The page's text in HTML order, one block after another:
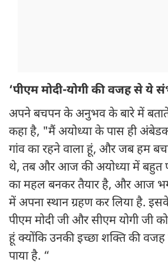
‘पीएम मोदी-योगी की वजह से ये
अपने बचपन के अनुभव के बारे में बताते
कहा है, "मैं अयोध्या के पास ही
गांव का रहने वाला हूं, और जब हम
थे, तब और आज की अयोध्या में बहुत
का महल बनकर तैयार है, और आज
में अपना स्थान ग्रहण कर लिया है.
पीएम मोदी जी और सीएम योगी जी
हूं क्योंकि उनकी इच्छा शक्ति की
पाया है. “